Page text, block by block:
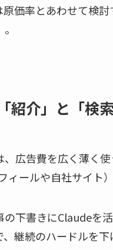
原価率とあわせて検
紹介」と「検
広告費を広く薄く
ィールや自社サイト
下書きにClaudeを
継続のハードルを